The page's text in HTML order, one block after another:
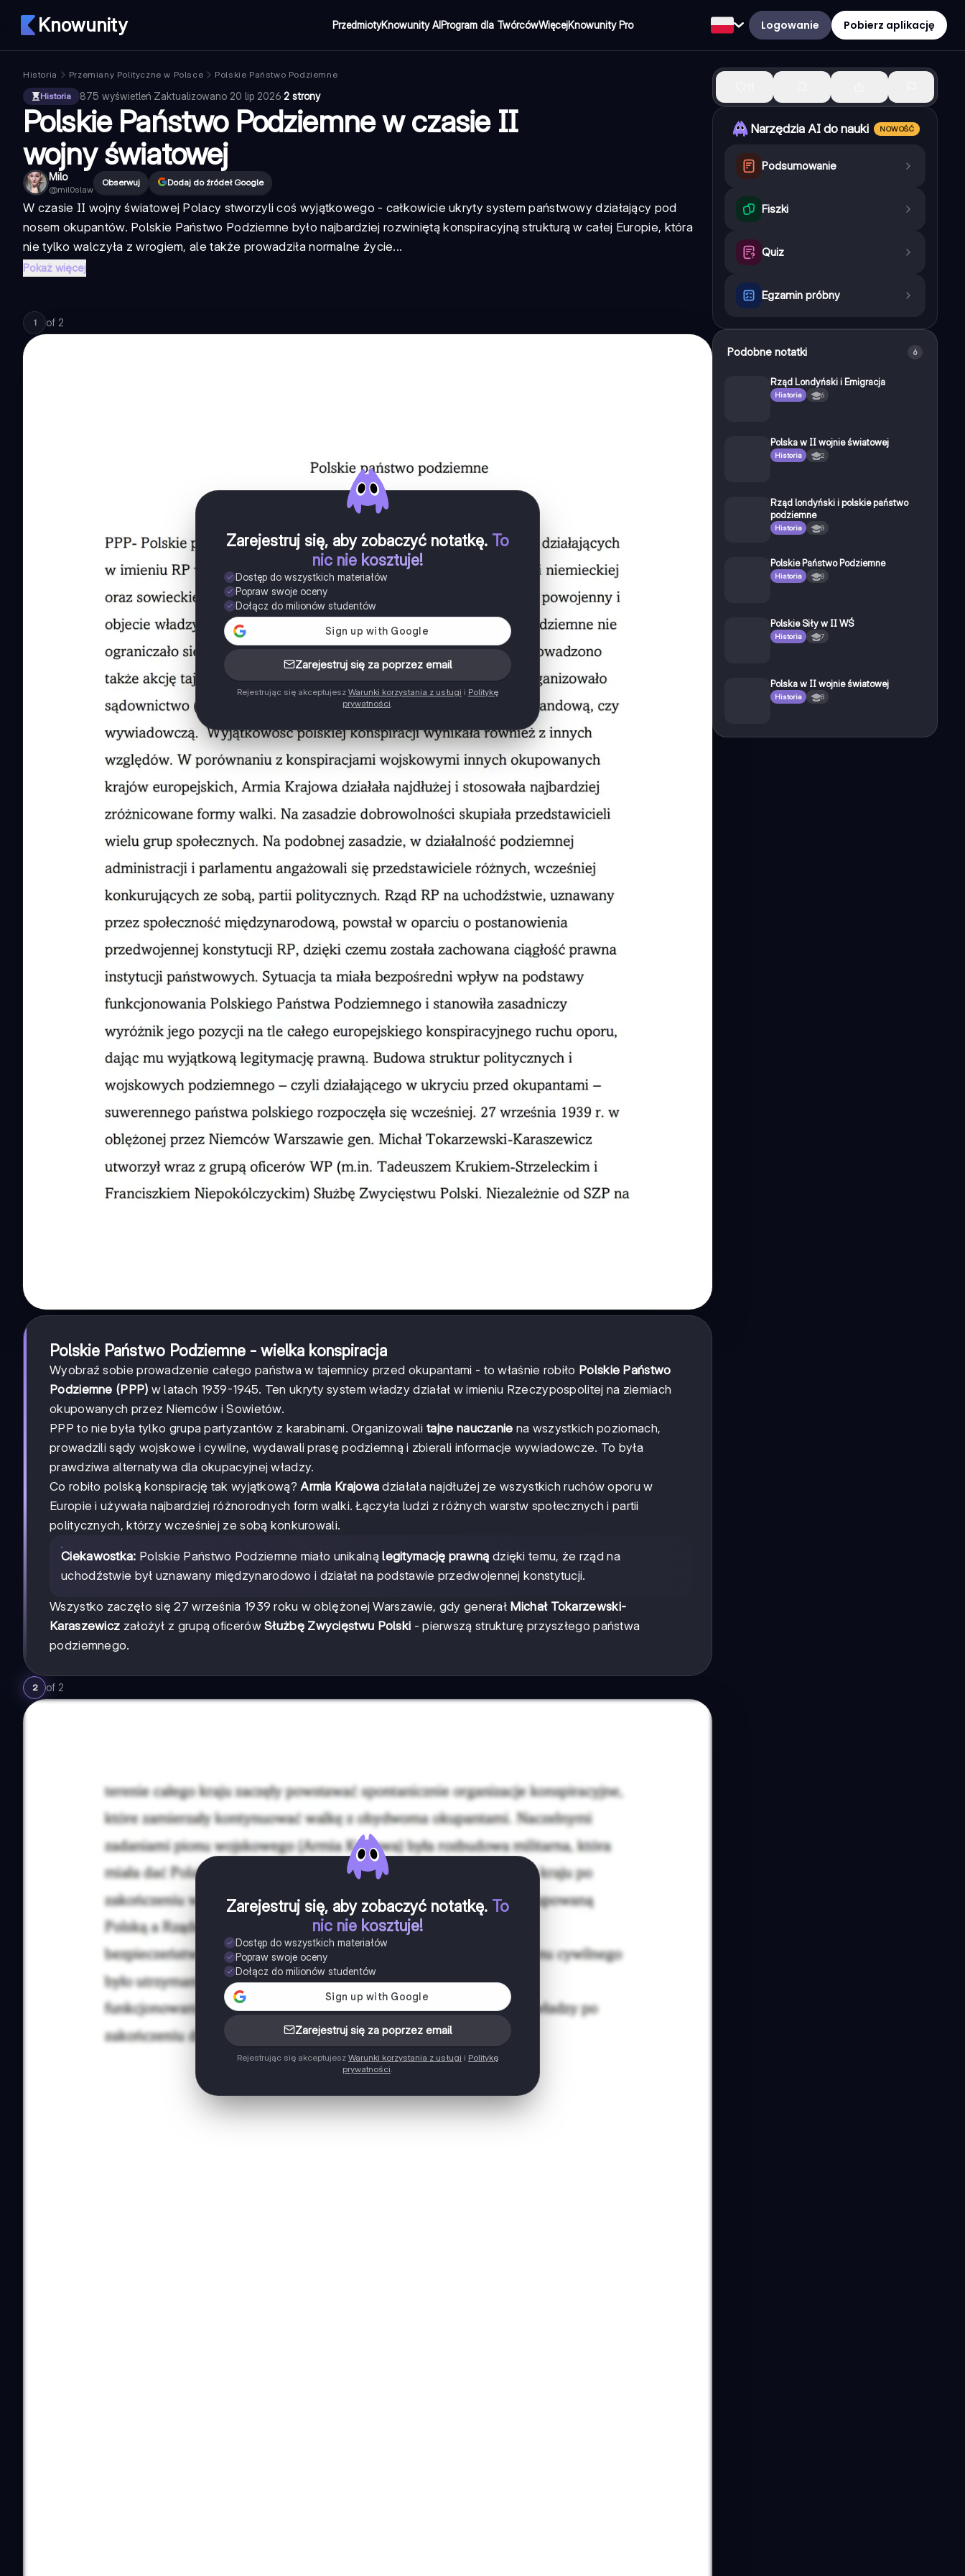
Knowunity PrzedmiotyKnowunity AIProgram dla TwórcówWięcejKnowunity Pro Logowanie Pobierz aplikację
Historia Przemiany Polityczne w Polsce
Polskie Państwo Podziemne
Historia
875 wyświetleń·Zaktualizowano 20 lip 2026·2 strony
Polskie Państwo Podziemne w czasie II
wojny światowej
Milo
@mil0slaw
Obserwuj Dodaj do źródeł Google
W czasie II wojny światowej Polacy stworzyli coś wyjątkowego - całkowicie ukryty system państwowy działający pod
nosem okupantów. Polskie Państwo Podziemne było najbardziej rozwiniętą konspiracyjną strukturą w całej Europie, która
nie tylko walczyła z wrogiem, ale także prowadziła normalne życie...
Pokaż więcej
1 of 2
Zarejestruj się, aby zobaczyć notatkę. To
nic nie kosztuje!
Dostęp do wszystkich materiałów
Popraw swoje oceny
Dołącz do milionów studentów
Zarejestruj się za poprzez email
Rejestrując się akceptujesz Warunki korzystania z usługi i Politykę
prywatności.
Polskie Państwo Podziemne - wielka konspiracja
Wyobraź sobie prowadzenie całego państwa w tajemnicy przed okupantami - to właśnie robiło Polskie Państwo
Podziemne (PPP) w latach 1939-1945. Ten ukryty system władzy działał w imieniu Rzeczypospolitej na ziemiach
okupowanych przez Niemców i Sowietów.
PPP to nie była tylko grupa partyzantów z karabinami. Organizowalitajne nauczanie na wszystkich poziomach,
prowadzili sądy wojskowe i cywilne, wydawali prasę podziemną i zbierali informacje wywiadowcze. To była
prawdziwa alternatywa dla okupacyjnej władzy.
Co robiło polską konspirację tak wyjątkową?Armia Krajowa działała najdłużej ze wszystkich ruchów oporu w
Europie i używała najbardziej różnorodnych form walki. Łączyła ludzi z różnych warstw społecznych i partii
politycznych, którzy wcześniej ze sobą konkurowali.
Ciekawostka: Polskie Państwo Podziemne miało unikalnąlegitymację prawnądzięki temu, że rząd na
uchodźstwie był uznawany międzynarodowo i działał na podstawie przedwojennej konstytucji.
Wszystko zaczęło się 27 września 1939 roku w oblężonej Warszawie, gdy generał Michał Tokarzewski-
Karaszewicz założył z grupą oficerówSłużbę Zwycięstwu Polski - pierwszą strukturę przyszłego państwa
podziemnego.
2 of 2
Zarejestruj się, aby zobaczyć notatkę. To
nic nie kosztuje!
Dostęp do wszystkich materiałów
Popraw swoje oceny
Dołącz do milionów studentów
Zarejestruj się za poprzez email
Rejestrując się akceptujesz Warunki korzystania z usługi i Politykę
prywatności
Narzędzia AI do nauki NOWOŚĆ
Podsumowanie
Fiszki
Quiz
Egzamin próbny
Podobne notatki 6
Rząd Londyński i Emigracja
Historia 6
Polska w II wojnie światowej
Historia 2
Rząd londyński i polskie państwo
podziemne
Historia 8
Polskie Państwo Podziemne
Historia 8
Polskie Siły w II WŚ
Historia 7
Polska w II wojnie światowej
Historia 8